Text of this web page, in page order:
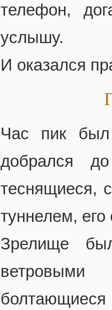
телефон,
услышу.
И оказался
Час пик был
добрался
теснящиеся,
туннелем,
Зрелище
ветровыми